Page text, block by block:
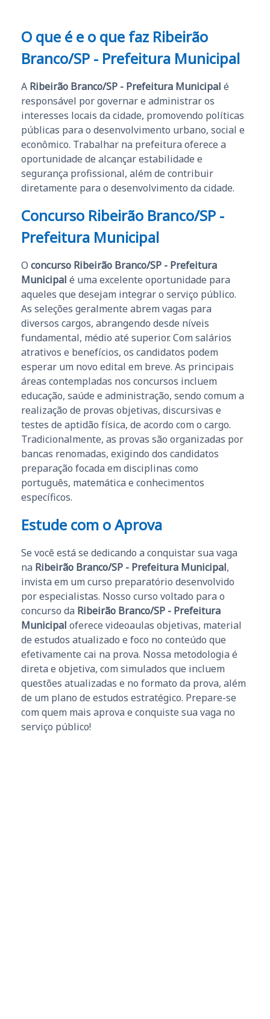
O que é e o que faz Ribeirão
Branco/SP - Prefeitura Municipal
A Ribeirão Branco/SP - Prefeitura Municipal é
responsável por governar e administrar os
interesses locais da cidade, promovendo políticas
públicas para o desenvolvimento urbano, social e
econômico. Trabalhar na prefeitura oferece a
oportunidade de alcançar estabilidade e
segurança profissional, além de contribuir
diretamente para o desenvolvimento da cidade.
Concurso Ribeirão Branco/SP -
Prefeitura Municipal
O concurso Ribeirão Branco/SP - Prefeitura
Municipal é uma excelente oportunidade para
aqueles que desejam integrar o serviço público.
As seleções geralmente abrem vagas para
diversos cargos, abrangendo desde níveis
fundamental, médio até superior. Com salários
atrativos e benefícios, os candidatos podem
esperar um novo edital em breve. As principais
áreas contempladas nos concursos incluem
educação, saúde e administração, sendo comum a
realização de provas objetivas, discursivas e
testes de aptidão física, de acordo com o cargo.
Tradicionalmente, as provas são organizadas por
bancas renomadas, exigindo dos candidatos
preparação focada em disciplinas como
português, matemática e conhecimentos
específicos.
Estude com o Aprova
Se você está se dedicando a conquistar sua vaga
na Ribeirão Branco/SP - Prefeitura Municipal,
invista em um curso preparatório desenvolvido
por especialistas. Nosso curso voltado para o
concurso da Ribeirão Branco/SP - Prefeitura
Municipal oferece videoaulas objetivas, material
de estudos atualizado e foco no conteúdo que
efetivamente cai na prova. Nossa metodologia é
direta e objetiva, com simulados que incluem
questões atualizadas e no formato da prova, além
de um plano de estudos estratégico. Prepare-se
com quem mais aprova e conquiste sua vaga no
serviço público!